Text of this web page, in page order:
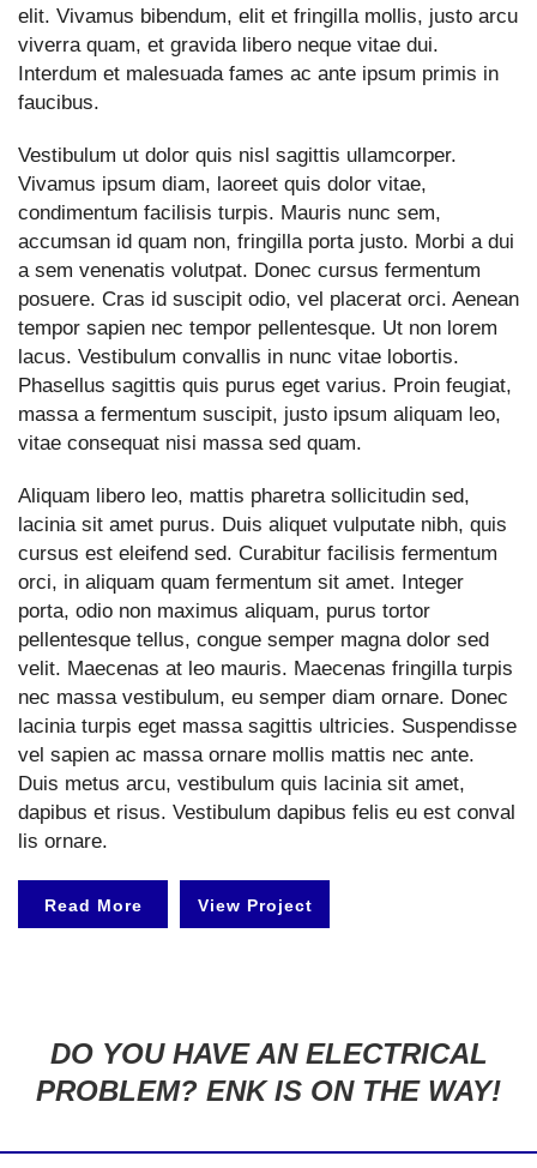
elit. Vivamus bibendum, elit et fringilla mollis, justo arcu
viverra quam, et gravida libero neque vitae dui.
Interdum et malesuada fames ac ante ipsum primis in
faucibus.
Vestibulum ut dolor quis nisl sagittis ullamcorper.
Vivamus ipsum diam, laoreet quis dolor vitae,
condimentum facilisis turpis. Mauris nunc sem,
accumsan id quam non, fringilla porta justo. Morbi a dui
a sem venenatis volutpat. Donec cursus fermentum
posuere. Cras id suscipit odio, vel placerat orci. Aenean
tempor sapien nec tempor pellentesque. Ut non lorem
lacus. Vestibulum convallis in nunc vitae lobortis.
Phasellus sagittis quis purus eget varius. Proin feugiat,
massa a fermentum suscipit, justo ipsum aliquam leo,
vitae consequat nisi massa sed quam.
Aliquam libero leo, mattis pharetra sollicitudin sed,
lacinia sit amet purus. Duis aliquet vulputate nibh, quis
cursus est eleifend sed. Curabitur facilisis fermentum
orci, in aliquam quam fermentum sit amet. Integer
porta, odio non maximus aliquam, purus tortor
pellentesque tellus, congue semper magna dolor sed
velit. Maecenas at leo mauris. Maecenas fringilla turpis
nec massa vestibulum, eu semper diam ornare. Donec
lacinia turpis eget massa sagittis ultricies. Suspendisse
vel sapien ac massa ornare mollis mattis nec ante.
Duis metus arcu, vestibulum quis lacinia sit amet,
dapibus et risus. Vestibulum dapibus felis eu est conval
lis ornare.
Read More View Project
DO YOU HAVE AN ELECTRICAL
PROBLEM? ENK IS ON THE WAY!